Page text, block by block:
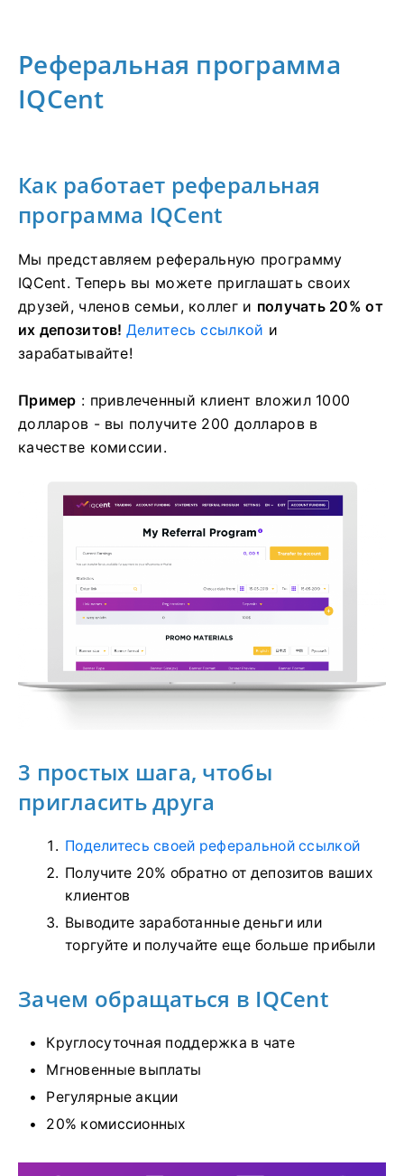
Реферальная программа
IQCent
Как работает реферальная
программа IQCent
Мы представляем реферальную программу
IQCent.Теперь вы можете приглашать своих
друзей, членов семьи, коллег и получать 20% от
их депозитов! Делитесь ссылкой и
зарабатывайте!
Пример : привлеченный клиент вложил 1000
долларов - вы получите 200 долларов в
качестве комиссии.
3 простых шага, чтобы
пригласить друга
Поделитесь своей реферальной ссылкой
Получите 20% обратно от депозитов ваших
клиентов
Выводите заработанные деньги или
торгуйте и получайте еще больше прибыли
Зачем обращаться в IQCent
Круглосуточная поддержка в чате
Мгновенные выплаты
Регулярные акции
20% комиссионных